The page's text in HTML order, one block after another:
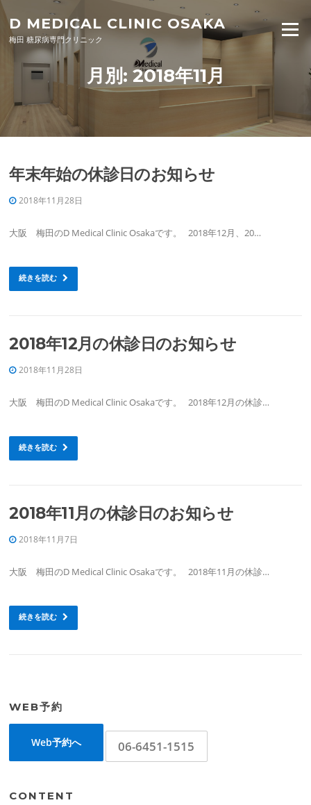
Skip to content
D MEDICAL CLINIC OSAKA
梅田 糖尿病専門クリニック
Menu
月別: 2018年11月
年末年始の休診日のお知らせ
2018年11月28日
大阪 梅田のD Medical Clinic Osakaです。 2018年12月、20…
続きを読む
2018年12月の休診日のお知らせ
2018年11月28日
大阪 梅田のD Medical Clinic Osakaです。 2018年12月の休診…
続きを読む
2018年11月の休診日のお知らせ
2018年11月7日
大阪 梅田のD Medical Clinic Osakaです。 2018年11月の休診…
続きを読む
WEB予約
Web予約へ 06-6451-1515
CONTENT